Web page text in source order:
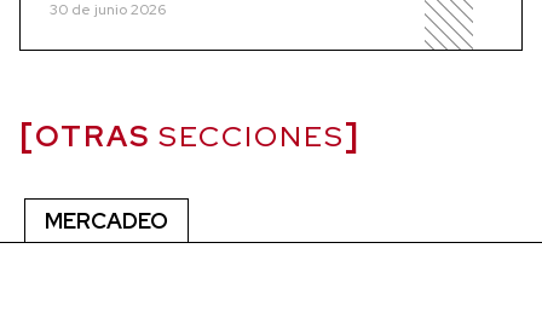
30 de junio 2026
OTRAS SECCIONES
MERCADEO